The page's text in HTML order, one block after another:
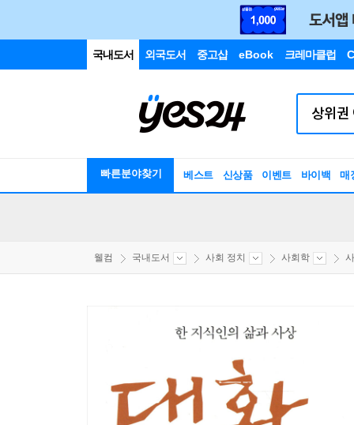
국내도서 외국도서 중고샵 eBook 크레마클럽
빠른분야찾기 베스트 신상품 이벤트 바이백 매
웰컴 국내도서 사회 정치 사회학